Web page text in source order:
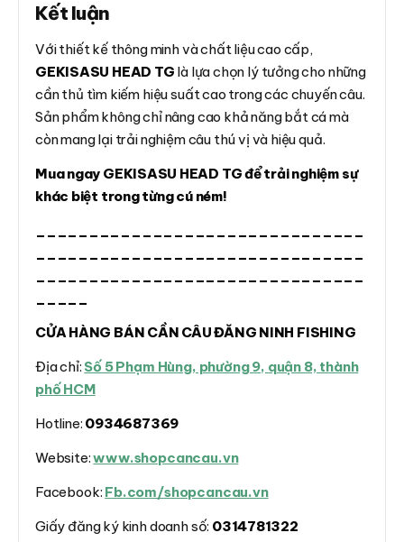
Kết luận
Với thiết kế thông minh và chất liệu cao cấp,
GEKISASU HEAD TG là lựa chọn lý tưởng cho những
cần thủ tìm kiếm hiệu suất cao trong các chuyến câu.
Sản phẩm không chỉ nâng cao khả năng bắt cá mà
còn mang lại trải nghiệm câu thú vị và hiệu quả.
Mua ngay GEKISASU HEAD TG để trải nghiệm sự
khác biệt trong từng cú ném!
CỬA HÀNG BÁN CẦN CÂU ĐĂNG NINH FISHING
Địa chỉ: Số 5 Phạm Hùng, phường 9, quận 8, thành
phố HCM
Hotline: 0934687369
Website:www.shopcancau.vn
Facebook: Fb.com/shopcancau.vn
Giấy đăng ký kinh doanh số: 0314781322